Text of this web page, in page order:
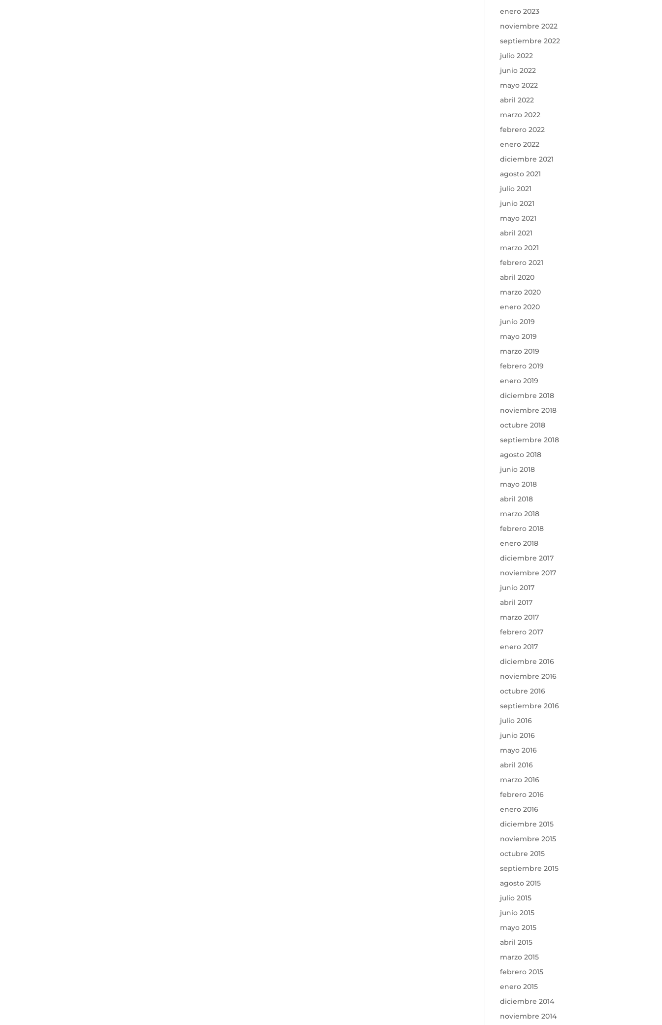
enero 2023
noviembre 2022
septiembre 2022
julio 2022
junio 2022
mayo 2022
abril 2022
marzo 2022
febrero 2022
enero 2022
diciembre 2021
agosto 2021
julio 2021
junio 2021
mayo 2021
abril 2021
marzo 2021
febrero 2021
abril 2020
marzo 2020
enero 2020
junio 2019
mayo 2019
marzo 2019
febrero 2019
enero 2019
diciembre 2018
noviembre 2018
octubre 2018
septiembre 2018
agosto 2018
junio 2018
mayo 2018
abril 2018
marzo 2018
febrero 2018
enero 2018
diciembre 2017
noviembre 2017
junio 2017
abril 2017
marzo 2017
febrero 2017
enero 2017
diciembre 2016
noviembre 2016
octubre 2016
septiembre 2016
julio 2016
junio 2016
mayo 2016
abril 2016
marzo 2016
febrero 2016
enero 2016
diciembre 2015
noviembre 2015
octubre 2015
septiembre 2015
agosto 2015
julio 2015
junio 2015
mayo 2015
abril 2015
marzo 2015
febrero 2015
enero 2015
diciembre 2014
noviembre 2014